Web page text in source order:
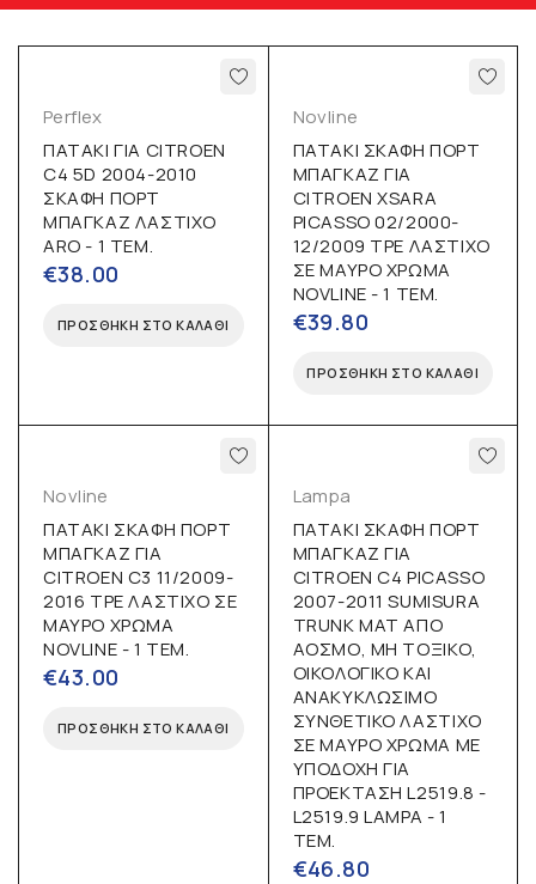
Perflex
ΠΑΤΑΚΙ ΓΙΑ CITROEN
C4 5D 2004-2010
ΣΚΑΦΗ ΠΟΡΤ
ΜΠΑΓΚΑΖ ΛΑΣΤΙΧΟ
ARO - 1 ΤΕΜ.
€38.00
ΠΡΟΣΘΉΚΗ ΣΤΟ ΚΑΛΆΘΙ
Novline
ΠΑΤΑΚΙ ΣΚΑΦΗ ΠΟΡΤ
ΜΠΑΓΚΑΖ ΓΙΑ
CITROEN XSARA
PICASSO 02/2000-
12/2009 TPE ΛΑΣΤΙΧΟ
ΣΕ ΜΑΥΡΟ ΧΡΩΜΑ
NOVLINE - 1 ΤΕΜ.
€39.80
ΠΡΟΣΘΉΚΗ ΣΤΟ ΚΑΛΆΘΙ
Novline
ΠΑΤΑΚΙ ΣΚΑΦΗ ΠΟΡΤ
ΜΠΑΓΚΑΖ ΓΙΑ
CITROEN C3 11/2009-
2016 TPE ΛΑΣΤΙΧΟ ΣΕ
ΜΑΥΡΟ ΧΡΩΜΑ
NOVLINE - 1 ΤΕΜ.
€43.00
ΠΡΟΣΘΉΚΗ ΣΤΟ ΚΑΛΆΘΙ
Lampa
ΠΑΤΑΚΙ ΣΚΑΦΗ ΠΟΡΤ
ΜΠΑΓΚΑΖ ΓΙΑ
CITROEN C4 PICASSO
2007-2011 SUMISURA
TRUNK MAT ΑΠΟ
ΑΟΣΜΟ, ΜΗ ΤΟΞΙΚΟ,
ΟΙΚΟΛΟΓΙΚΟ ΚΑΙ
ΑΝΑΚΥΚΛΩΣΙΜΟ
ΣΥΝΘΕΤΙΚΟ ΛΑΣΤΙΧΟ
ΣΕ ΜΑΥΡΟ ΧΡΩΜΑ ΜΕ
ΥΠΟΔΟΧΗ ΓΙΑ
ΠΡΟΕΚΤΑΣΗ L2519.8 -
L2519.9 LAMPA - 1
ΤΕΜ.
€46.80